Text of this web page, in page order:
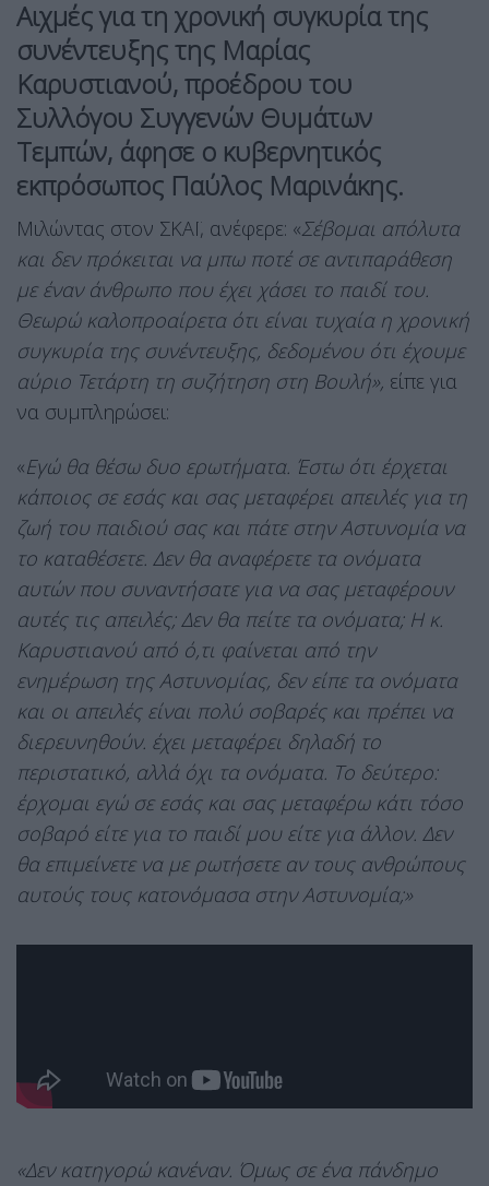
Αιχμές για τη χρονική συγκυρία της
συνέντευξης της Μαρίας
Καρυστιανού, προέδρου του
Συλλόγου Συγγενών Θυμάτων
Τεμπών, άφησε ο κυβερνητικός
εκπρόσωπος Παύλος Μαρινάκης.
Μιλώντας στον ΣΚΑΪ, ανέφερε: «Σέβομαι απόλυτα
και δεν πρόκειται να μπω ποτέ σε αντιπαράθεση
με έναν άνθρωπο που έχει χάσει το παιδί του.
Θεωρώ καλοπροαίρετα ότι είναι τυχαία η χρονική
συγκυρία της συνέντευξης, δεδομένου ότι έχουμε
αύριο Τετάρτη τη συζήτηση στη Βουλή», είπε για
να συμπληρώσει:
«Εγώ θα θέσω δυο ερωτήματα. Έστω ότι έρχεται
κάποιος σε εσάς και σας μεταφέρει απειλές για τη
ζωή του παιδιού σας και πάτε στην Αστυνομία να
το καταθέσετε. Δεν θα αναφέρετε τα ονόματα
αυτών που συναντήσατε για να σας μεταφέρουν
αυτές τις απειλές; Δεν θα πείτε τα ονόματα; Η κ.
Καρυστιανού από ό,τι φαίνεται από την
ενημέρωση της Αστυνομίας, δεν είπε τα ονόματα
και οι απειλές είναι πολύ σοβαρές και πρέπει να
διερευνηθούν. έχει μεταφέρει δηλαδή το
περιστατικό, αλλά όχι τα ονόματα. Το δεύτερο:
έρχομαι εγώ σε εσάς και σας μεταφέρω κάτι τόσο
σοβαρό είτε για το παιδί μου είτε για άλλον. Δεν
θα επιμείνετε να με ρωτήσετε αν τους ανθρώπους
αυτούς τους κατονόμασα στην Αστυνομία;»
«Δεν κατηγορώ κανέναν. Όμως σε ένα πάνδημο